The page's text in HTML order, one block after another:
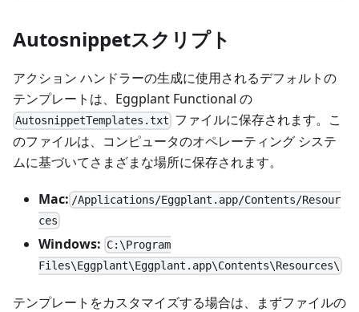
Autosnippetスクリプト
アクション ハンドラーの生成に使用されるデフォルトの
テンプレートは、Eggplant Functional の
AutosnippetTemplates.txt ファイルに保存されます。こ
のファイルは、コンピュータのオペレーティング システ
ムに基づいてさまざまな場所に保存されます。
Mac: /Applications/Eggplant.app/Contents/Resour
ces
Windows: C:\Program
Files\Eggplant\Eggplant.app\Contents\Resources\
テンプレートをカスタマイズする場合は、まずファイルの